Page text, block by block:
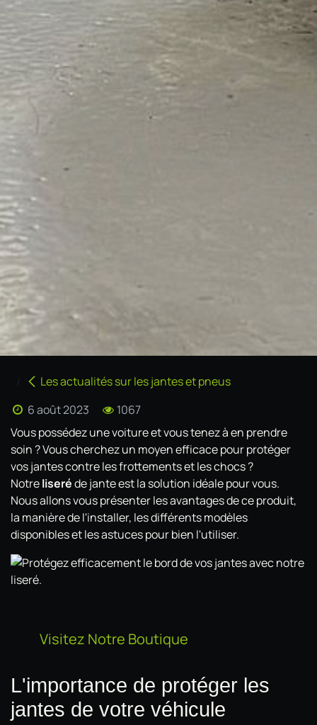
Les actualités sur les jantes et pneus
6 août 2023
1067
Vous possédez une voiture et vous tenez à en prendre
soin ? Vous cherchez un moyen efficace pour protéger
vos jantes contre les frottements et les chocs ?
Notreliseréde jante est la solution idéale pour vous.
Nous allons vous présenter les avantages de ce produit,
la manière de l'installer, les différents modèles
disponibles et les astuces pour bien l'utiliser.
Visitez Notre Boutique
L'importance de protéger les
jantes de votre véhicule